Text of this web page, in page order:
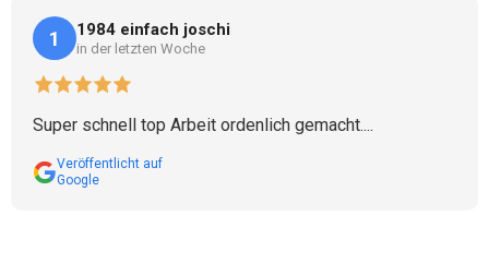
1 1984 einfach joschi
in der letzten Woche
Super schnell top Arbeit ordenlich gemacht....
Veröffentlicht auf
Google